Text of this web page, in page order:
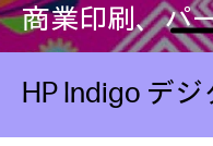
商業印刷、パ
HP Indigo デ